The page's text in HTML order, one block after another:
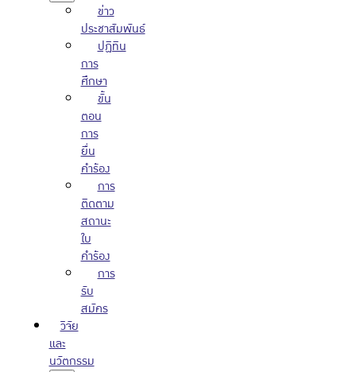
ข่าว
ประชาสัมพันธ์
ปฏิทิน
การ
ศึกษา
ขั้น
ตอน
การ
ยื่น
คำร้อง
การ
ติดตาม
สถานะ
ใบ
คำร้อง
การ
รับ
สมัคร
วิจัย
และ
นวัตกรรม